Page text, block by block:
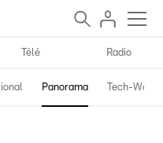
Télé Radio
Panorama Tech-World